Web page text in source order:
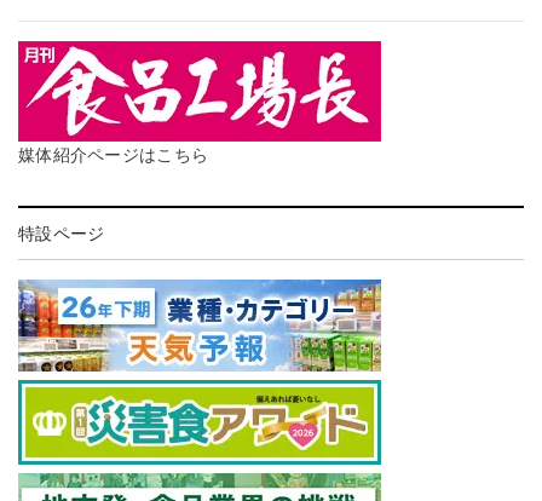
媒体紹介ページはこちら
特設ページ